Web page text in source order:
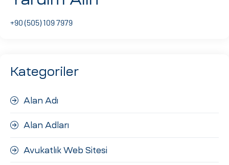
+90 (505) 109 7979
Kategoriler
Alan Adı
Alan Adları
Avukatlık Web Sitesi